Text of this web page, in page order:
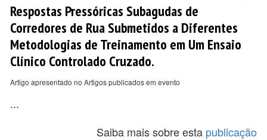
Respostas Pressóricas Subagudas de
Corredores de Rua Submetidos a Diferentes
Metodologias de Treinamento em Um Ensaio
Clínico Controlado Cruzado.
Artigo apresentado no Artigos publicados em evento
...
Saiba mais sobre esta publicação